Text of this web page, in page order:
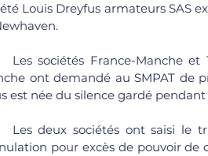
Louis Dreyfus armateurs SAS
ont demandé au SMPAT de
est née du silence gardé
pour excès de pouvoir